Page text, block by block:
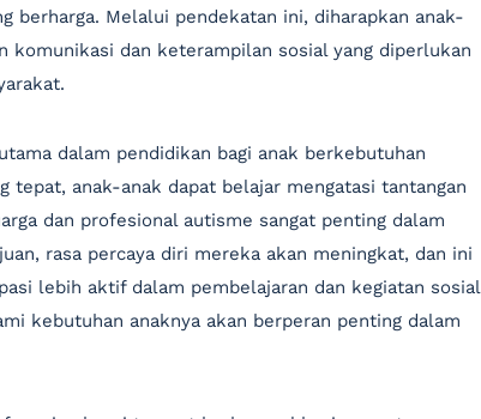
berharga. Melalui pendekatan ini, diharapkan anak-
komunikasi dan keterampilan sosial yang diperlukan
dalam pendidikan bagi anak berkebutuhan
tepat, anak-anak dapat belajar mengatasi tantangan
dan profesional autisme sangat penting dalam
rasa percaya diri mereka akan meningkat, dan ini
lebih aktif dalam pembelajaran dan kegiatan sosial
kebutuhan anaknya akan berperan penting dalam